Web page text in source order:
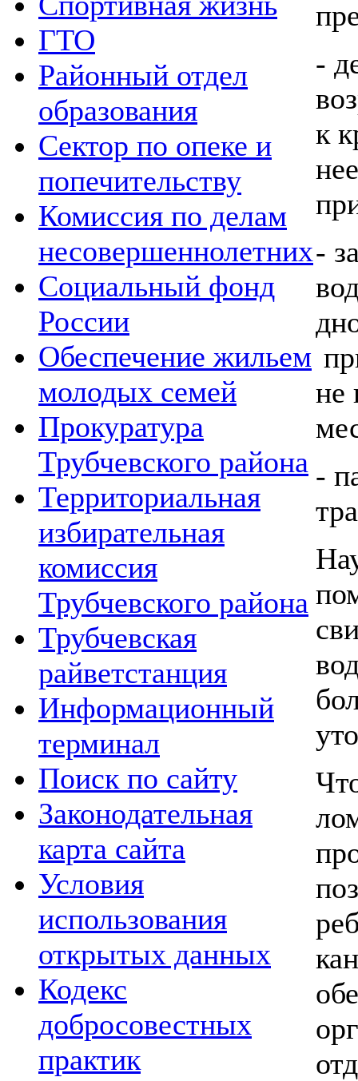
ГТО
Районный отдел
образования
Сектор по опеке и
попечительству
Комиссия по делам
несовершеннолетних
Социальный фонд
России
Обеспечение жильем
молодых семей
Прокуратура
Трубчевского района
Территориальная
избирательная
комиссия
Трубчевского района
Трубчевская
райветстанция
Информационный
терминал
Поиск по сайту
Законодательная
карта сайта
Условия
использования
открытых данных
Кодекс
добросовестных
практик
-
к
-
не
-